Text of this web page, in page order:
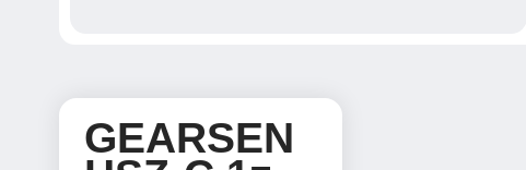
GEARSEN